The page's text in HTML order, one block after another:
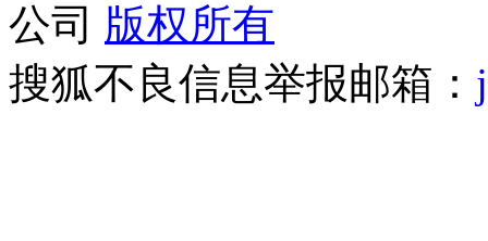
公司 版权所有
搜狐不良信息举报邮箱：